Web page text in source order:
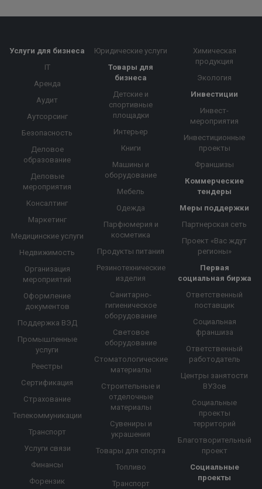
Услуги для бизнеса
IT
Аренда
Аудит
Аутсорсинг
Безопасность
Деловое
образование
Деловые
мероприятия
Консалтинг
Маркетинг
Медицинские услуги
Недвижимость
Организация
мероприятий
Оформление
документов
Поддержка ВЭД
Промышленные
услуги
Реестры
Сертификация
Страхование
Телекоммуникации
Транспорт
Услуги связи
Финансы
Форензик
Юридические услуги
Товары для
бизнеса
Детские и
спортивные
площадки
Интерьер
Книги
Машины и
оборудование
Мебель
Одежда
Парфюмерия и
косметика
Продукты питания
Резинотехнические
изделия
Санитарно-
гигиеническое
оборудование
Световое
оборудование
Стоматологические
материалы
Строительные и
отделочные
материалы
Сувениры и
украшения
Товары для спорта
Топливо
Транспорт
Химическая
продукция
Экология
Инвестиции
Инвест-
мероприятия
Инвестиционные
проекты
Франшизы
Коммерческие
тендеры
Меры поддержки
Партнерская сеть
Проект «Вас ждут
регионы»
Первая
социальная биржа
Ответственный
поставщик
Социальная
франшиза
Ответственный
работодатель
Центры занятости
ВУЗов
Социальные
проекты
территорий
Благотворительный
проект
Социальные
проекты